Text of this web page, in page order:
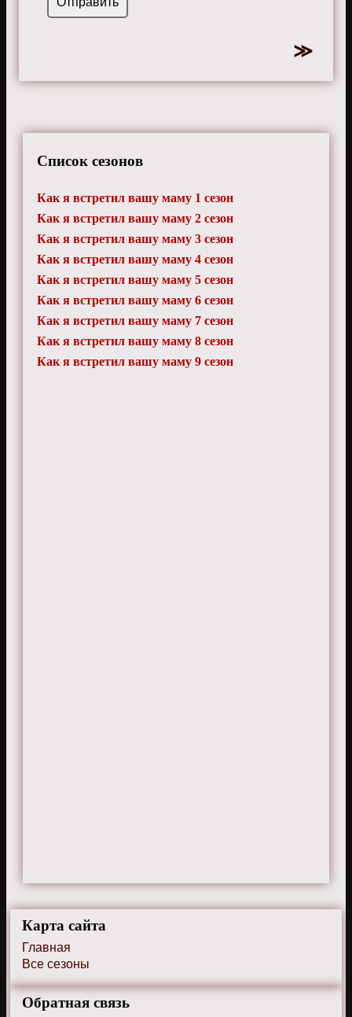
Список сезонов
Как я встретил вашу маму 1 сезон
Как я встретил вашу маму 2 сезон
Как я встретил вашу маму 3 сезон
Как я встретил вашу маму 4 сезон
Как я встретил вашу маму 5 сезон
Как я встретил вашу маму 6 сезон
Как я встретил вашу маму 7 сезон
Как я встретил вашу маму 8 сезон
Как я встретил вашу маму 9 сезон
Карта сайта
Главная
Все сезоны
Обратная связь